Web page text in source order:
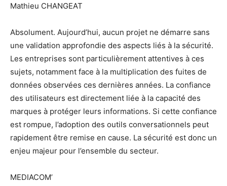
Mathieu CHANGEAT
Absolument. Aujourd’hui, aucun projet ne démarre sans
une validation approfondie des aspects liés à la sécurité.
Les entreprises sont particulièrement attentives à ces
sujets, notamment face à la multiplication des fuites de
données observées ces dernières années. La confiance
des utilisateurs est directement liée à la capacité des
marques à protéger leurs informations. Si cette confiance
est rompue, l’adoption des outils conversationnels peut
rapidement être remise en cause. La sécurité est donc un
enjeu majeur pour l’ensemble du secteur.
MEDIACOM’